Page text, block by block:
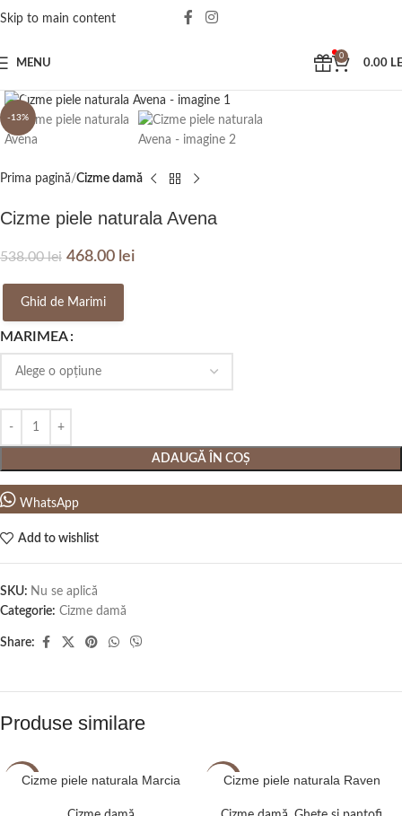
Skip to main content
MENU
0
0.00
-13%
Prima pagină Cizme damă
Cizme piele naturala Avena
538.00lei 468.00 lei
Ghid de Marimi
MARIMEA
ADAUGĂ ÎN COȘ
WhatsApp
Add to wishlist
SKU: Nu se aplică
Categorie: Cizme damă
Share:
Produse similare
-13%
Cizme piele naturala Marcia -4%
Cizme piele naturala Raven